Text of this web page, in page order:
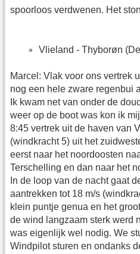
spoorloos verdwenen. Het
Vlieland - Thyborøn
Marcel: Vlak voor ons vertrek
nog een hele zware regenbui
Ik kwam net van onder de
weer op de boot was kon ik
8:45 vertrek uit de haven van
(windkracht 5) uit het
eerst naar het noordoosten
Terschelling en dan naar het
In de loop van de nacht gaat
aantrekken tot 18 m/s
klein puntje genua en het
de wind langzaam sterk werd
was eigenlijk wel nodig. We
Windpilot sturen en ondanks